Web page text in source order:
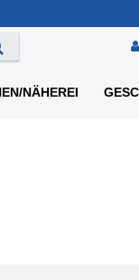
NÄHEREI